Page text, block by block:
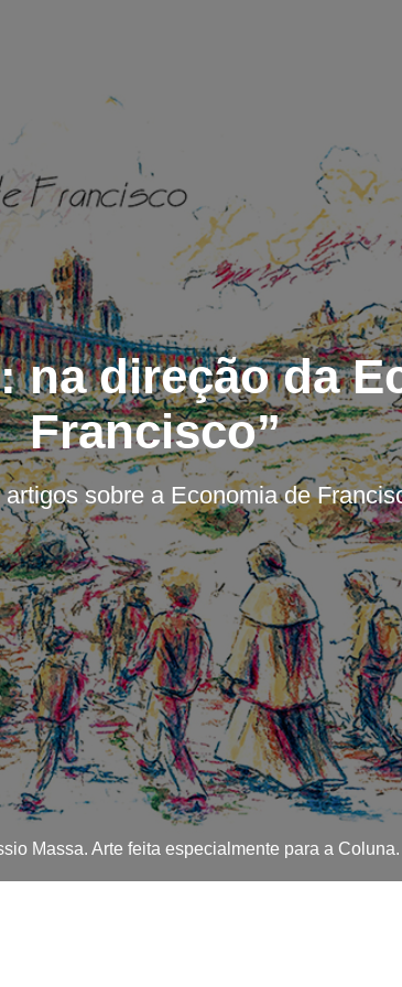
na direção da
Francisco”
sobre a Economia de
Massa. Arte feita especialmente para a Coluna.